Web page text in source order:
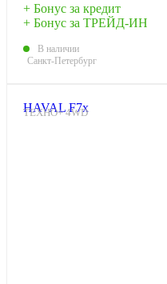
+ Бонус за кредит
+ Бонус за ТРЕЙД-ИН
В наличии
Санкт-Петербург
HAVAL F7x
ТЕХНО+ 4WD